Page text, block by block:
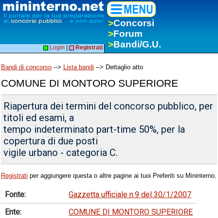
>Concorsi
>Forum
>Bandi/G.U.
Login Registrati
Bandi di concorso --> Lista bandi --> Dettaglio atto
COMUNE DI MONTORO SUPERIORE
Riapertura dei termini del concorso pubblico, per
titoli ed esami, a
tempo indeterminato part-time 50%, per la
copertura di due posti
vigile urbano - categoria C.
Registrati per aggiungere questa o altre pagine ai tuoi Preferiti su Mininterno.
Fonte:
Gazzetta ufficiale n.9 del 30/1/2007
Ente:
COMUNE DI MONTORO SUPERIORE